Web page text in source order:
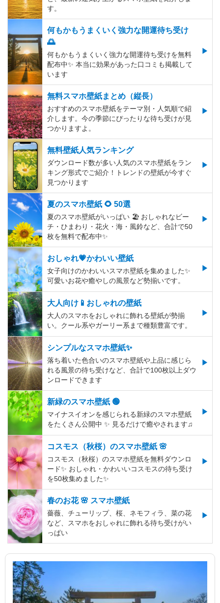
す。
何もかもうまくいく強力な開運待ち受け
🌅
何もかもうまくいく強力な開運待ち受けを無料
配布中✨️ 本当に効果があった口コミも掲載して
います
無料スマホ壁紙まとめ（縦長）
おすすめのスマホ壁紙をテーマ別・人気順で紹
介します。今の季節にぴったりな待ち受けが見
つかりますよ。
無料壁紙人気ランキング
ダウンロード数が多い人気のスマホ壁紙をラン
キング形式でご紹介！トレンドの壁紙が今すぐ
見つかります
夏のスマホ壁紙 🌻 50選
夏のスマホ壁紙がいっぱい 🏖 おしゃれなビー
チ・ひまわり・花火・海・風鈴など、合計で50
枚を無料で配布中✨
おしゃれ💗かわいい壁紙
女子向けのかわいいスマホ壁紙を集めました✨
可愛いお花や癒やしの風景など勢揃いです。
大人向け📱おしゃれの壁紙
大人のスマホをおしゃれに飾れる壁紙が勢揃
い。クール系やガーリー系まで種類豊富です。
シンプルなスマホ壁紙✨
落ち着いた色合いのスマホ壁紙や上品に感じら
れる風景の待ち受けなど、合計で100枚以上ダウ
ンロードできます
新緑のスマホ壁紙 🟢
マイナスイオンを感じられる新緑のスマホ壁紙
をたくさん公開中 ✨ 見るだけで癒やされます♫
コスモス（秋桜）のスマホ壁紙 🌸
コスモス（秋桜）のスマホ壁紙を無料ダウンロ
ード✨️ おしゃれ・かわいいコスモスの待ち受け
を50枚集めました✨️
春のお花 🌸 スマホ壁紙
薔薇、チューリップ、桜、ネモフィラ、菜の花
など、スマホをおしゃれに飾れる待ち受けがい
っぱい